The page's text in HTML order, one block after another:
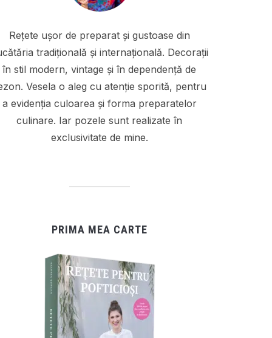
Rețete ușor de preparat și gustoase din
tradițională și internațională. Decorații
în stil modern, vintage și în dependență de
Vesela o aleg cu atenție sporită, pentru
a evidenția culoarea și forma preparatelor
culinare. Iar pozele sunt realizate în
exclusivitate de mine.
PRIMA MEA CARTE